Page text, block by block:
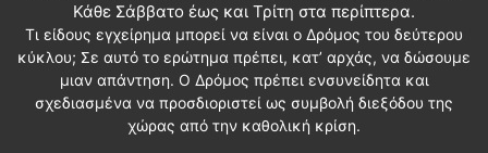
Κάθε Σάββατο έως και Τρίτη στα περίπτερα.
Τι είδους εγχείρημα μπορεί να είναι ο Δρόμος του δεύτερου
κύκλου; Σε αυτό το ερώτημα πρέπει, κατ’ αρχάς, να δώσουμε
μιαν απάντηση. Ο Δρόμος πρέπει ενσυνείδητα και
σχεδιασμένα να προσδιοριστεί ως συμβολή διεξόδου της
χώρας από την καθολική κρίση.